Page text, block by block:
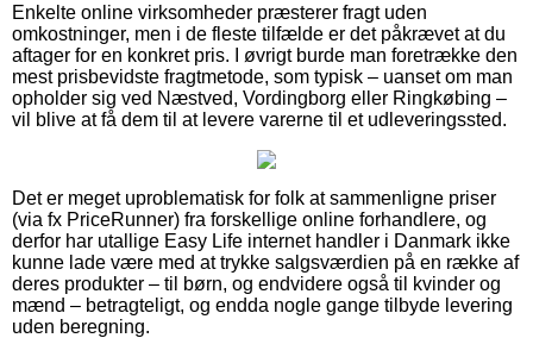
Enkelte online virksomheder præsterer fragt uden
omkostninger, men i de fleste tilfælde er det påkrævet at du
aftager for en konkret pris. I øvrigt burde man foretrække den
mest prisbevidste fragtmetode, som typisk – uanset om man
opholder sig ved Næstved, Vordingborg eller Ringkøbing –
vil blive at få dem til at levere varerne til et udleveringssted.
Det er meget uproblematisk for folk at sammenligne priser
(via fx PriceRunner) fra forskellige online forhandlere, og
derfor har utallige Easy Life internet handler i Danmark ikke
kunne lade være med at trykke salgsværdien på en række af
deres produkter – til børn, og endvidere også til kvinder og
mænd – betragteligt, og endda nogle gange tilbyde levering
uden beregning.